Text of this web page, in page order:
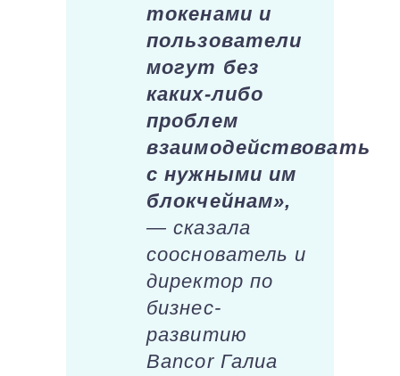
токенами и
пользователи
могут без
каких-либо
проблем
взаимодействовать
с нужными им
блокчейнам»,
— сказала
сооснователь и
директор по
бизнес-
развитию
Bancor Галиа